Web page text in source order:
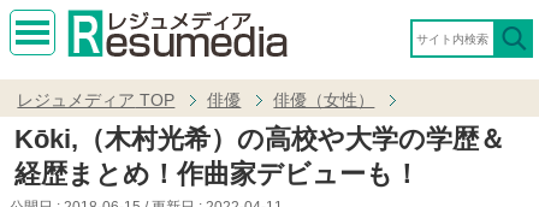
MEN
レジュメディア TOP 俳優 俳優（女性）
Kōki,（木村光希）の高校や大学の学歴＆
経歴まとめ！作曲家デビューも！